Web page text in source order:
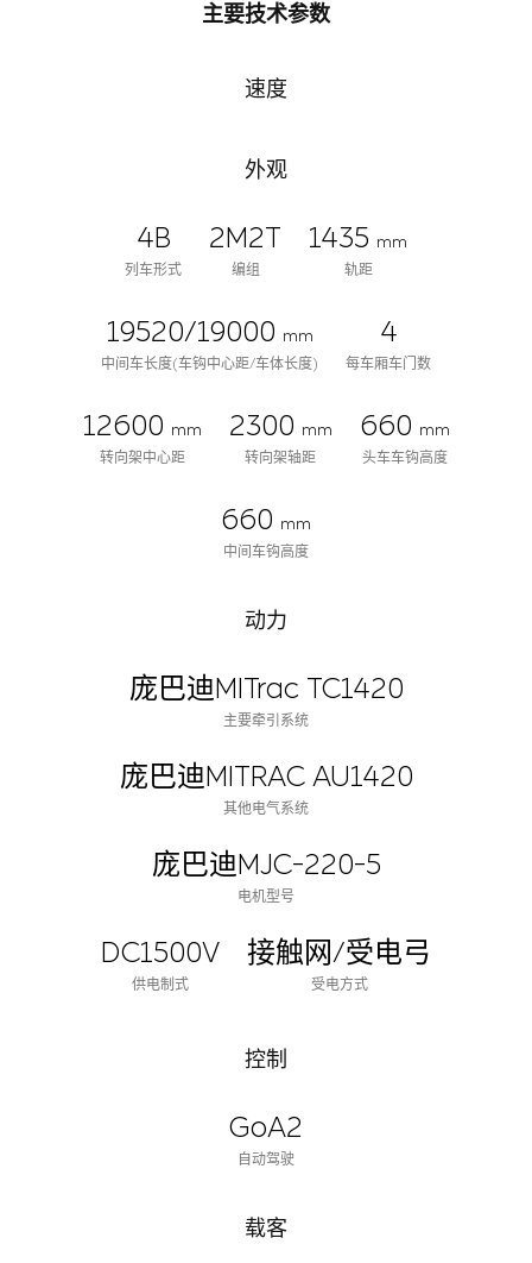
主要技术参数
速度
外观
4B
列车形式
2M2T
编组
1435 mm
轨距
19520/19000 mm
中间车长度(车钩中心距/车体长度)
4
每车厢车门数
12600 mm
转向架中心距
2300 mm
转向架轴距
660 mm
头车车钩高度
660 mm
中间车钩高度
动力
庞巴迪MITrac TC1420
主要牵引系统
庞巴迪MITRAC AU1420
其他电气系统
庞巴迪MJC-220-5
电机型号
DC1500V
供电制式
接触网/受电弓
受电方式
控制
GoA2
自动驾驶
载客